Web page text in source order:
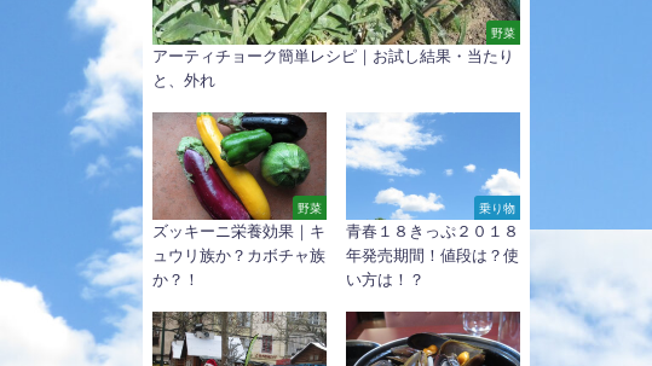
野菜
アーティチョーク簡単レシピ｜お試し結果・当たり
と、外れ
野菜
ズッキーニ栄養効果｜キ
ュウリ族か？カボチャ族
か？！
乗り物
青春１８きっぷ２０１８
年発売期間！値段は？使
い方は！？